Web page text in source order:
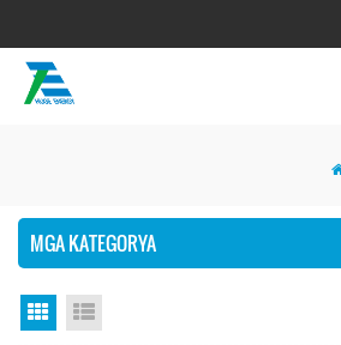
MGA KATEGORYA
Grid View